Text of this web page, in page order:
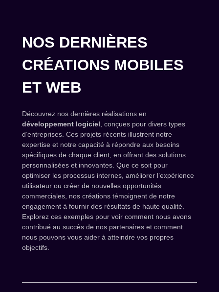
NOS DERNIÈRES
CRÉATIONS MOBILES
ET WEB
Découvrez nos dernières réalisations en
développement logiciel, conçues pour divers types
d’entreprises. Ces projets récents illustrent notre
expertise et notre capacité à répondre aux besoins
spécifiques de chaque client, en offrant des solutions
personnalisées et innovantes. Que ce soit pour
optimiser les processus internes, améliorer l’expérience
utilisateur ou créer de nouvelles opportunités
commerciales, nos créations témoignent de notre
engagement à fournir des résultats de haute qualité.
Explorez ces exemples pour voir comment nous avons
contribué au succès de nos partenaires et comment
nous pouvons vous aider à atteindre vos propres
objectifs.